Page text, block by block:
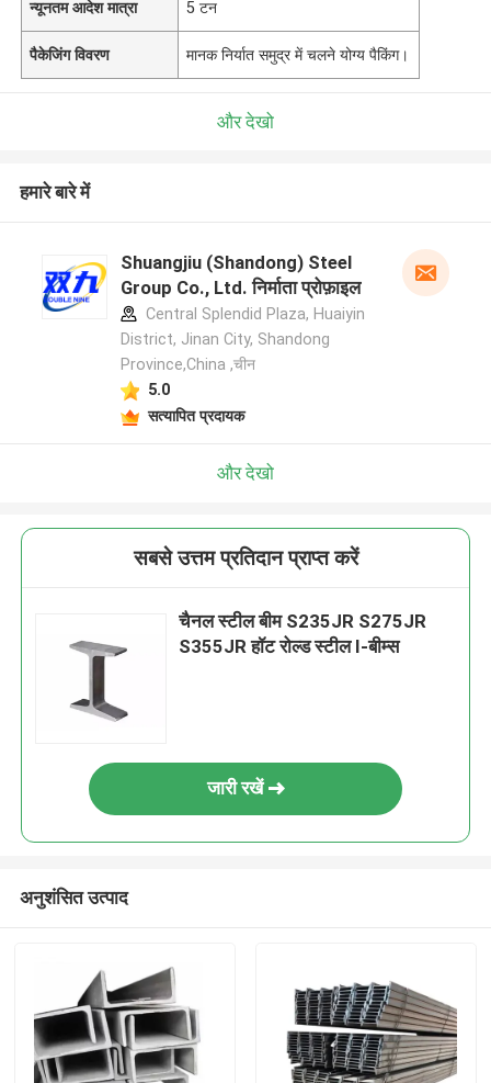
न्यूनतम आदेश मात्रा 5 टन
पैकेजिंग विवरण मानक निर्यात समुद्र में चलने योग्य पैकिंग।
और देखो
हमारे बारे में
Shuangjiu (Shandong) Steel
Group Co., Ltd. निर्माता प्रोफ़ाइल
Central Splendid Plaza, Huaiyin
District, Jinan City, Shandong
Province,China ,चीन
5.0
सत्यापित प्रदायक
और देखो
सबसे उत्तम प्रतिदान प्राप्त करें
चैनल स्टील बीम S235JR S275JR
S355JR हॉट रोल्ड स्टील I-बीम्स
जारी रखें
अनुशंसित उत्पाद